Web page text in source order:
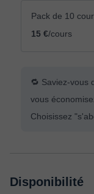
Pack de 10
15 €/cours
🔁 Saviez-vous
vous
Choisissez
Disponibilité